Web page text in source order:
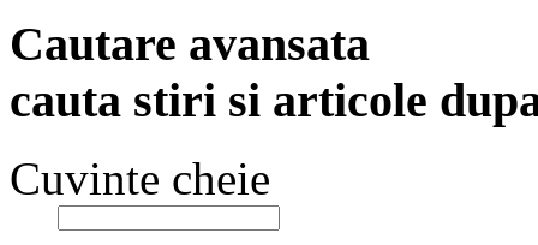
Cautare avansata
cauta stiri si articole
Cuvinte cheie